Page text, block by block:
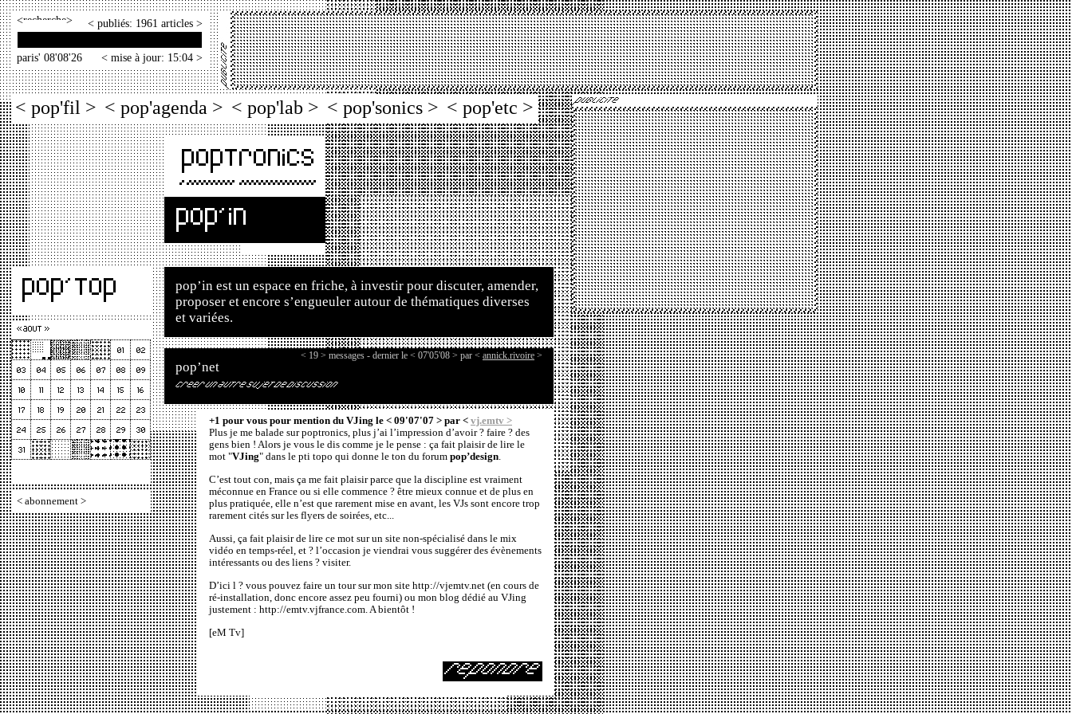
< > < publiés: 1961 articles >
paris' 08'08'26 < mise à jour: 15:04 >
< pop'fil > < pop'agenda > < pop'lab > < pop'sonics > < pop'etc >
< abonnement >
pop’in est un espace en friche, à investir pour discuter, amender,
proposer et encore s’engueuler autour de thématiques diverses
et variées.
< 19 > messages - dernier le < 07'05'08 > par < annick.rivoire >
pop’net
+1 pour vous pour mention du VJing le < 09'07'07 > par < vj.emtv >
Plus je me balade sur poptronics, plus j’ai l’impression d’avoir ? faire ? des
gens bien ! Alors je vous le dis comme je le pense : ça fait plaisir de lire le
mot "VJing" dans le pti topo qui donne le ton du forum pop’design.
C’est tout con, mais ça me fait plaisir parce que la discipline est vraiment
méconnue en France ou si elle commence ? être mieux connue et de plus en
plus pratiquée, elle n’est que rarement mise en avant, les VJs sont encore trop
rarement cités sur les flyers de soirées, etc...
Aussi, ça fait plaisir de lire ce mot sur un site non-spécialisé dans le mix
vidéo en temps-réel, et ? l’occasion je viendrai vous suggérer des évènements
intéressants ou des liens ? visiter.
D’ici l ? vous pouvez faire un tour sur mon site http://vjemtv.net (en cours de
ré-installation, donc encore assez peu fourni) ou mon blog dédié au VJing
justement : http://emtv.vjfrance.com. A bientôt !
[eM Tv]